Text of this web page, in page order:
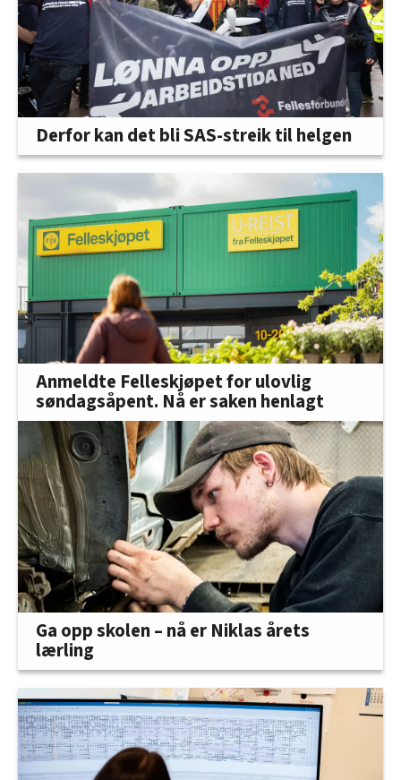
Derfor kan det bli SAS-streik til helgen
Anmeldte Felleskjøpet for ulovlig
søndagsåpent. Nå er saken henlagt
Ga opp skolen – nå er Niklas årets
lærling